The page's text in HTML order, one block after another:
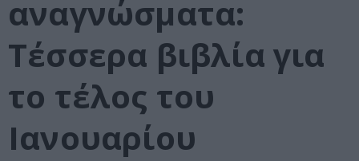
αναγνώσματα:
Τέσσερα βιβλία για
το τέλος του
Ιανουαρίου